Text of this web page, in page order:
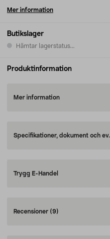
Butikslager
Hämtar lagerstatus...
Mer information
Produktinformation
Mer information
Specifikationer, dokument och
Trygg E-Handel
Recensioner (9)